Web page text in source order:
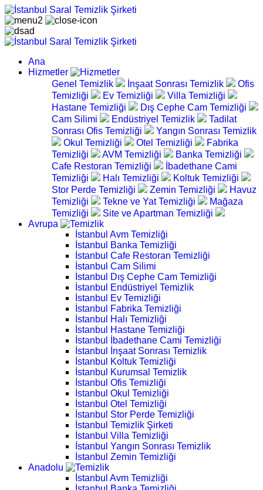
Ana
Hizmetler
Genel Temizlik
İnşaat Sonrası Temizlik
Ofis
Temizliği
Ev Temizliği
Villa Temizliği
Hastane Temizliği
Dış Cephe Cam Temizliği
Cam Silimi
Endüstriyel Temizlik
Tadilat
Sonrası Ofis Temizliği
Yangın Sonrası Temizlik
Okul Temizliği
Otel Temizliği
Fabrika
Temizliği
AVM Temizliği
Banka Temizliği
Cafe Restoran Temizliği
İbadethane Cami
Temizliği
Halı Temizliği
Koltuk Temizliği
Stor Perde Temizliği
Zemin Temizliği
Havuz
Temizliği
Tekne ve Yat Temizliği
Mağaza
Temizliği
Site ve Apartman Temizliği
Avrupa
İstanbul Avm Temizliği
İstanbul Banka Temizliği
İstanbul Cafe Restoran Temizliği
İstanbul Cam Silimi
İstanbul Dış Cephe Cam Temizliği
İstanbul Endüstriyel Temizlik
İstanbul Ev Temizliği
İstanbul Fabrika Temizliği
İstanbul Halı Temizliği
İstanbul Hastane Temizliği
İstanbul İbadethane Cami Temizliği
İstanbul İnşaat Sonrası Temizlik
İstanbul Koltuk Temizliği
İstanbul Kurumsal Temizlik
İstanbul Ofis Temizliği
İstanbul Okul Temizliği
İstanbul Otel Temizliği
İstanbul Stor Perde Temizliği
İstanbul Temizlik Şirketi
İstanbul Villa Temizliği
İstanbul Yangın Sonrası Temizlik
İstanbul Zemin Temizliği
Anadolu
İstanbul Avm Temizliği